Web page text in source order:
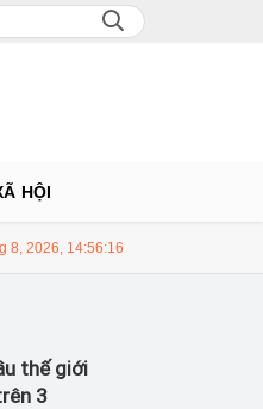
HỘI
phân phối Audi tại Việt Nam kinh
8, 2026, 14:56:16
thế giới
3